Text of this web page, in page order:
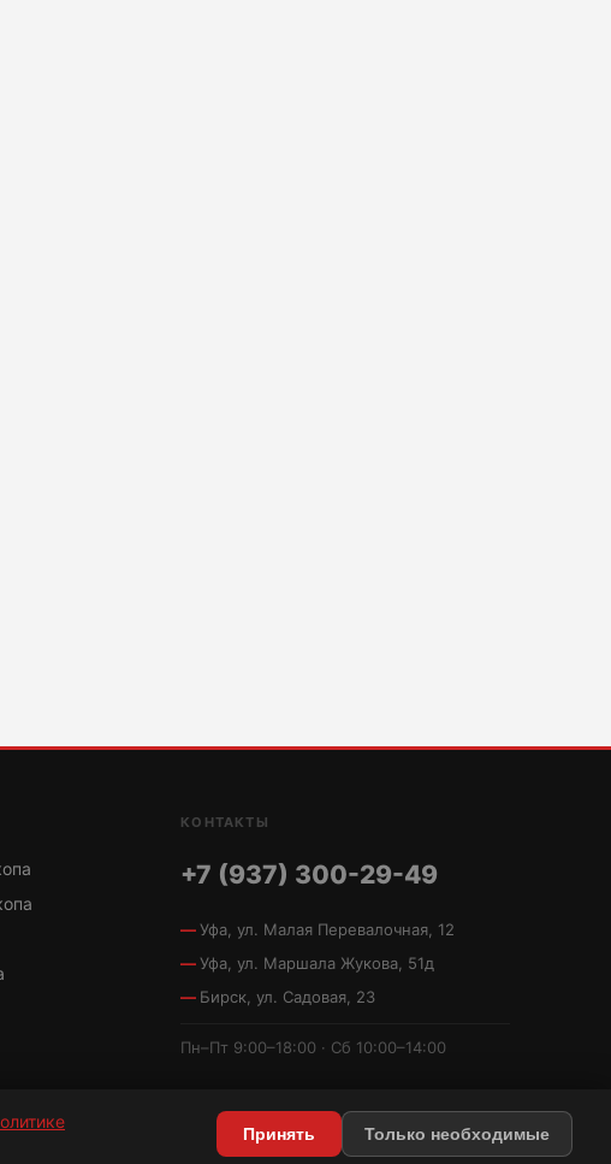
КОНТАКТЫ
+7 (937) 300-29-49
Уфа, ул. Малая Перевалочная, 12
Уфа, ул. Маршала Жукова, 51д
Бирск, ул. Садовая, 23
Пн–Пт 9:00–18:00 · Сб 10:00–14:00
Политика конфиденциальности Условия использования
Принять Только необходимые